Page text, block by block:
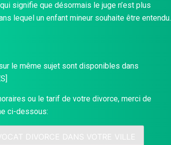
signifie que désormais le juge n’est plus
lequel un enfant mineur souhaite être entendu.
le même sujet sont disponibles dans
]
ou le tarif de votre divorce, merci de
ci-dessous:
DIVORCE DANS VOTRE VILLE